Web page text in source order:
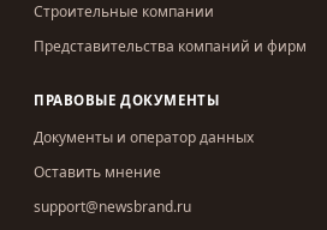
Строительные компании
Представительства компаний и фирм
ПРАВОВЫЕ ДОКУМЕНТЫ
Документы и оператор данных
Оставить мнение
support@newsbrand.ru